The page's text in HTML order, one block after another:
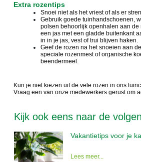
Extra rozentips
Snoei niet als het vriest of als er
Gebruik goede tuinhandschoenen,
polsen behoorlijk openhalen aan de
een jas met een gladde buitenkant
in in je jas, vest of trui blijven haken.
Geef de rozen na het snoeien aan
speciale rozenmest of organische
beendermeel.
Kun je niet kiezen uit de vele rozen in ons
Vraag een van onze medewerkers gerust om
Kijk ook eens naar de
Vakantietips voor je
Lees meer...